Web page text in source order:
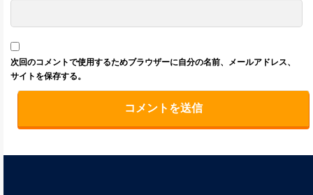
次回のコメントで使用するためブラウザーに自分の名前、メールアドレス、
サイトを保存する。